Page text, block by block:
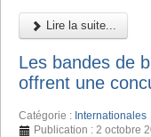
Lire la suite...
Les bandes de
offrent une
Catégorie : Internationales
Publication : 2 octobre